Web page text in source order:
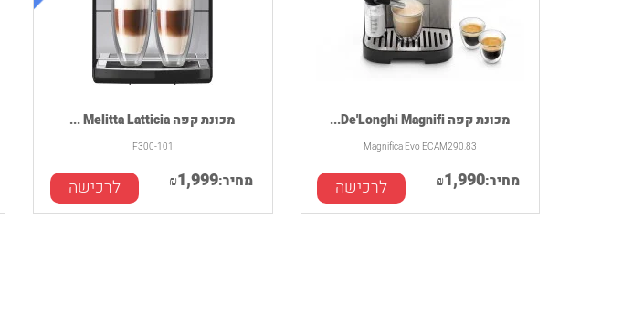
מכונת קפה Melitta Latticia ...
F300-101
מחיר: ₪1,999 לרכישה
מכונת קפה De'Longhi Magnifi...
Magnifica Evo ECAM290.83
מחיר: ₪1,990 לרכישה